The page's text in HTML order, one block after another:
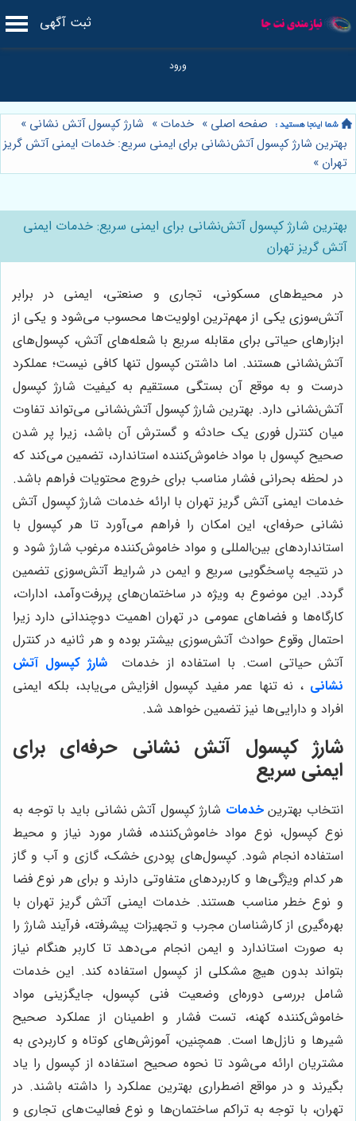
ثبت آگهی
صفحه اصلی » خدمات » شارژ کپسول آتش نشانی »
بهترین شارژ کپسول آتش‌نشانی برای ایمنی سریع: خدمات ایمنی آتش گریز
تهران »
بهترین شارژ کپسول آتش‌نشانی برای ایمنی سریع: خدمات ایمنی
آتش گریز تهران
در محیط‌های مسکونی، تجاری و صنعتی، ایمنی در برابر
آتش‌سوزی یکی از مهم‌ترین اولویت‌ها محسوب می‌شود و یکی از
ابزارهای حیاتی برای مقابله سریع با شعله‌های آتش، کپسول‌های
آتش‌نشانی هستند. اما داشتن کپسول تنها کافی نیست؛ عملکرد
درست و به موقع آن بستگی مستقیم به کیفیت شارژ کپسول
آتش‌نشانی دارد. بهترین شارژ کپسول آتش‌نشانی می‌تواند تفاوت
میان کنترل فوری یک حادثه و گسترش آن باشد، زیرا پر شدن
صحیح کپسول با مواد خاموش‌کننده استاندارد، تضمین می‌کند که
در لحظه بحرانی فشار مناسب برای خروج محتویات فراهم باشد.
خدمات ایمنی آتش گریز تهران با ارائه خدمات شارژ کپسول آتش
نشانی حرفه‌ای، این امکان را فراهم می‌آورد تا هر کپسول با
استانداردهای بین‌المللی و مواد خاموش‌کننده مرغوب شارژ شود و
در نتیجه پاسخگویی سریع و ایمن در شرایط آتش‌سوزی تضمین
گردد. این موضوع به ویژه در ساختمان‌های پررفت‌وآمد، ادارات،
کارگاه‌ها و فضاهای عمومی در تهران اهمیت دوچندانی دارد زیرا
احتمال وقوع حوادث آتش‌سوزی بیشتر بوده و هر ثانیه در کنترل
آتش حیاتی است. با استفاده از خدمات
شارژ کپسول آتش
نشانی ، نه تنها عمر مفید کپسول افزایش می‌یابد، بلکه ایمنی
افراد و دارایی‌ها نیز تضمین خواهد شد.
شارژ کپسول آتش نشانی حرفه‌ای برای
ایمنی سریع
انتخاب بهترینخدمات شارژ کپسول آتش نشانی باید با توجه به
نوع کپسول، نوع مواد خاموش‌کننده، فشار مورد نیاز و محیط
استفاده انجام شود. کپسول‌های پودری خشک، گازی و آب و گاز
هر کدام ویژگی‌ها و کاربردهای متفاوتی دارند و برای هر نوع فضا
و نوع خطر مناسب هستند. خدمات ایمنی آتش گریز تهران با
بهره‌گیری از کارشناسان مجرب و تجهیزات پیشرفته، فرآیند شارژ را
به صورت استاندارد و ایمن انجام می‌دهد تا کاربر هنگام نیاز
بتواند بدون هیچ مشکلی از کپسول استفاده کند. این خدمات
شامل بررسی دوره‌ای وضعیت فنی کپسول، جایگزینی مواد
خاموش‌کننده کهنه، تست فشار و اطمینان از عملکرد صحیح
شیرها و نازل‌ها است. همچنین، آموزش‌های کوتاه و کاربردی به
مشتریان ارائه می‌شود تا نحوه صحیح استفاده از کپسول را یاد
بگیرند و در مواقع اضطراری بهترین عملکرد را داشته باشند. در
تهران، با توجه به تراکم ساختمان‌ها و نوع فعالیت‌های تجاری و